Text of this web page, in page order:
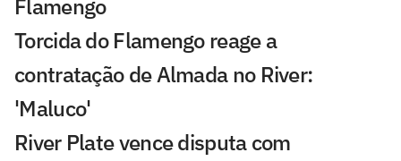
Flamengo
Torcida do Flamengo reage a
contratação de Almada no River:
'Maluco'
River Plate vence disputa com